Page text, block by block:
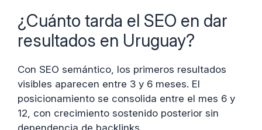
¿Cuánto tarda el SEO en dar
resultados en Uruguay?
Con SEO semántico, los primeros resultados
visibles aparecen entre 3 y 6 meses. El
posicionamiento se consolida entre el mes 6 y
12, con crecimiento sostenido posterior sin
dependencia de backlinks.